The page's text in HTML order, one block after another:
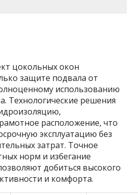
цокольных окон
защите подвала от
использованию
Технологические решения
расположение, что
эксплуатацию без
затрат. Точное
норм и избегание
добиться высокого
и комфорта.